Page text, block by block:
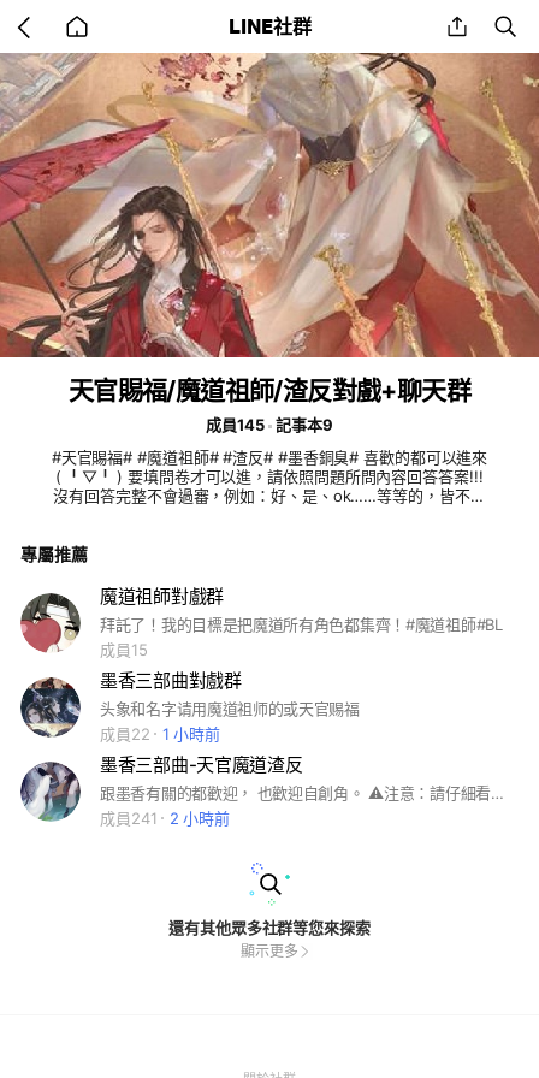
back
to
LINE社群 share
天官賜福/魔道祖師/渣反對戲+聊天群
成員145
記事本9
#天官賜福# #魔道祖師# #渣反# #墨香銅臭# 喜歡的都可以進來
(⁠ ⁠╹⁠▽⁠╹⁠ ⁠) 要填問卷才可以進，請依照問題所問內容回答答案!!!
沒有回答完整不會過審，例如：好、是、ok……等等的，皆不會
群的主群是中之人聊天處，並另外有附設遊戲室與歌房，歡迎道
群，本群cp只有藍湛&魏無羡，並無王一博&肖戰
專屬推薦
魔道祖師對戲群
拜託了！我的目標是把魔道所有角色都集齊！#魔道祖師#BL
成員15
墨香三部曲對戲群
头象和名字请用魔道祖师的或天官赐福
成員22
1 小時前
墨香三部曲-天官魔道渣反
跟墨香有關的都歡迎， 也歡迎自創角。 ⚠️注意：請仔細看入群問題「第一題」，若答非所問一律不放人。
成員241
2 小時前
還有其他眾多社群等您來探索
顯示更多